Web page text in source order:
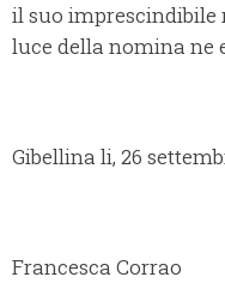
il suo imprescindibile
luce della nomina ne
Gibellina li, 26
Francesca Corrao